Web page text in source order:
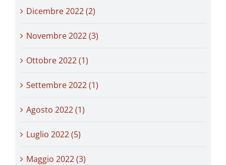
Dicembre 2022 (2)
Novembre 2022 (3)
Ottobre 2022 (1)
Settembre 2022 (1)
Agosto 2022 (1)
Luglio 2022 (5)
Maggio 2022 (3)